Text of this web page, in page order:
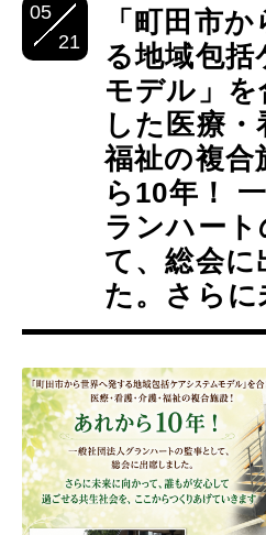
05
21
「町田市
る地域包
モデル」
した医療・
福祉の複合
ら10年！
ランハート
て、総会に
た。さらに